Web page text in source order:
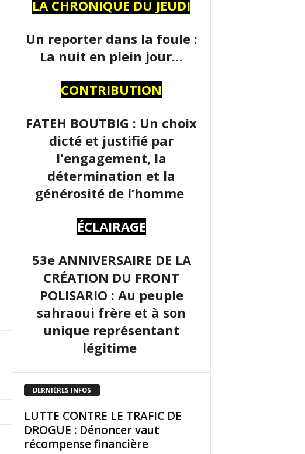
LA CHRONIQUE DU JEUDI
Un reporter dans la foule :
La nuit en plein jour…
CONTRIBUTION
FATEH BOUTBIG : Un choix
dicté et justifié par
l'engagement, la
détermination et la
générosité de l’homme
ÉCLAIRAGE
53e ANNIVERSAIRE DE LA
CRÉATION DU FRONT
POLISARIO : Au peuple
sahraoui frère et à son
unique représentant
légitime
DERNIÈRES INFOS
LUTTE CONTRE LE TRAFIC DE
DROGUE : Dénoncer vaut
récompense financière